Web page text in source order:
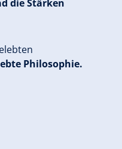
die Stärken
Philosophie.